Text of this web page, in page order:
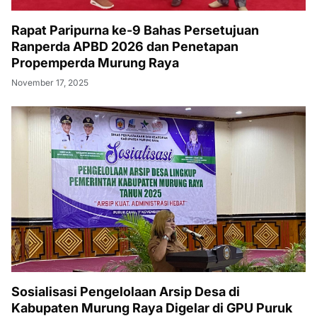
Rapat Paripurna ke-9 Bahas Persetujuan
Ranperda APBD 2026 dan Penetapan
Propemperda Murung Raya
November 17, 2025
Sosialisasi Pengelolaan Arsip Desa di
Kabupaten Murung Raya Digelar di GPU Puruk